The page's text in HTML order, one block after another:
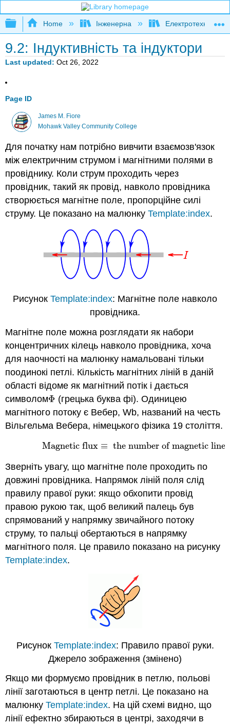
Expand/collapse global hierarchy
Home Інженерна Електротехніка
9.2: Індуктивність та індуктори
Last updated Oct 26, 2022
Page ID
James M. Fiore
Mohawk Valley Community College
Для початку нам потрібно вивчити взаємозв'язок
між електричним струмом і магнітними полями в
провіднику. Коли струм проходить через
провідник, такий як провід, навколо провідника
створюється магнітне поле, пропорційне силі
струму. Це показано на малюнкуTemplate:index.
Рисунок Template:index: Магнітне поле навколо
провідника.
Магнітне поле можна розглядати як набори
концентричних кілець навколо провідника, хоча
для наочності на малюнку намальовані тільки
поодинокі петлі. Кількість магнітних ліній в даній
області відоме як магнітний потік і дається
символомΦ
Φ (грецька буква фі). Одиницею
магнітного потоку є Вебер, Wb, названий на честь
Вільгельма Вебера, німецького фізика 19 століття.
Magnetic flux ≡ the number of magnetic
(9.2.1)Magnetic flux ≡the number of magnetic
Зверніть увагу, що магнітне поле проходить по
довжині провідника. Напрямок ліній поля слід
правилу правої руки: якщо обхопити провід
правою рукою так, щоб великий палець був
спрямований у напрямку звичайного потоку
струму, то пальці обертаються в напрямку
магнітного поля. Це правило показано на рисунку
Template:index.
Рисунок Template:index: Правило правої руки.
Джерело зображення (змінено)
Якщо ми формуємо провідник в петлю, польові
лінії заготаються в центр петлі. Це показано на
малюнкуTemplate:index. На цій схемі видно, що
лінії ефектно збираються в центрі, заходячи в